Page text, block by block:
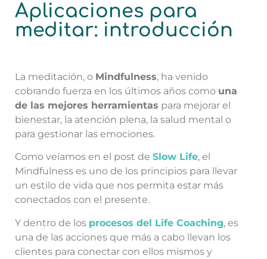
Aplicaciones para
meditar: introducción
La meditación, o Mindfulness, ha venido
cobrando fuerza en los últimos años como una
de las mejores herramientas para mejorar el
bienestar, la atención plena, la salud mental o
para gestionar las emociones.
Como veíamos en el post de Slow Life, el
Mindfulness es uno de los principios para llevar
un estilo de vida que nos permita estar más
conectados con el presente.
Y dentro de los procesos del Life Coaching, es
una de las acciones que más a cabo llevan los
clientes para conectar con ellos mismos y